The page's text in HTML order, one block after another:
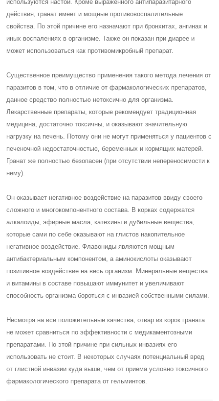
используются настои. Кроме выраженного антипаразитарного
действия, гранат имеет и мощные противовоспалительные
свойства. По этой причине его назначают при бронхитах, ангинах и
иных воспалениях в организме. Также он показан при диарее и
может использоваться как противомикробный препарат.
Существенное преимущество применения такого метода лечения от
паразитов в том, что в отличие от фармакологических препаратов,
данное средство полностью нетоксично для организма.
Лекарственные препараты, которые рекомендует традиционная
медицина, достаточно токсичны, и оказывают значительную
нагрузку на печень. Потому они не могут применяться у пациентов с
печеночной недостаточностью, беременных и кормящих матерей.
Гранат же полностью безопасен (при отсутствии непереносимости к
нему).
Он оказывает негативное воздействие на паразитов ввиду своего
сложного и многокомпонентного состава. В корках содержатся
алкалоиды, эфирные масла, катехины и дубильные вещества,
которые сами по себе оказывают на глистов накопительное
негативное воздействие. Флавониды являются мощным
антибактериальным компонентом, а аминокислоты оказывают
позитивное воздействие на весь организм. Минеральные вещества
и витамины в составе повышают иммунитет и увеличивают
способность организма бороться с инвазией собственными силами.
Несмотря на все положительные качества, отвар из корок граната
не может сравниться по эффективности с медикаментозными
препаратами. По этой причине при сильных инвазиях его
использовать не стоит. В некоторых случаях потенциальный вред
от глистной инвазии куда выше, чем от приема условно токсичного
фармакологического препарата от гельминтов.